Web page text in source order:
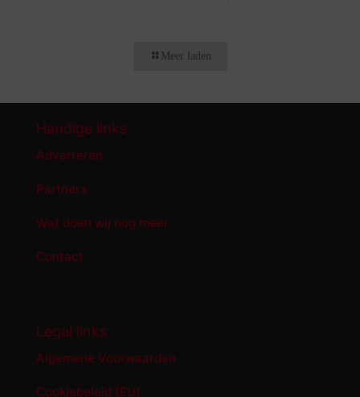
Meer laden
Handige links
Adverteren
Partners
Wat doen wij nog meer
Contact
Legal links
Algemene Voorwaarden
Cookiebeleid (EU)